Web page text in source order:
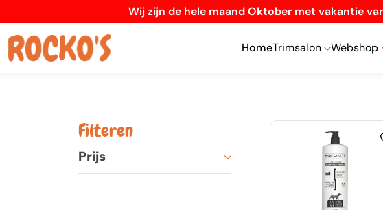
Wij zijn de hele maand Oktober met vakantie
HomeTrimsalon Webshop
Filteren
Prijs